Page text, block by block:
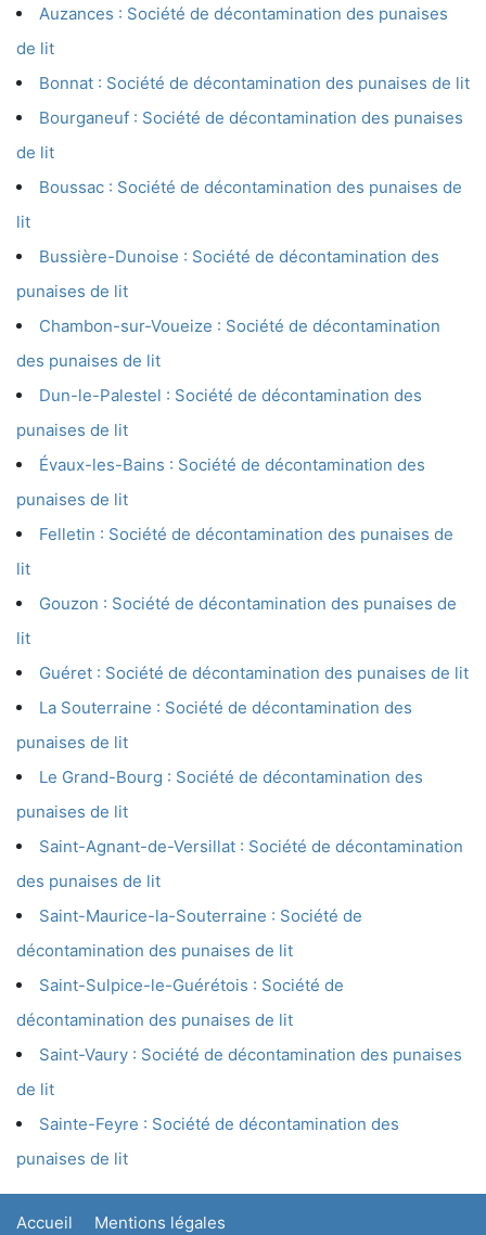
Auzances : Société de décontamination des punaises
de lit
Bonnat : Société de décontamination des punaises de lit
Bourganeuf : Société de décontamination des punaises
de lit
Boussac : Société de décontamination des punaises de
lit
Bussière-Dunoise : Société de décontamination des
punaises de lit
Chambon-sur-Voueize : Société de décontamination
des punaises de lit
Dun-le-Palestel : Société de décontamination des
punaises de lit
Évaux-les-Bains : Société de décontamination des
punaises de lit
Felletin : Société de décontamination des punaises de
lit
Gouzon : Société de décontamination des punaises de
lit
Guéret : Société de décontamination des punaises de lit
La Souterraine : Société de décontamination des
punaises de lit
Le Grand-Bourg : Société de décontamination des
punaises de lit
Saint-Agnant-de-Versillat : Société de décontamination
des punaises de lit
Saint-Maurice-la-Souterraine : Société de
décontamination des punaises de lit
Saint-Sulpice-le-Guérétois : Société de
décontamination des punaises de lit
Saint-Vaury : Société de décontamination des punaises
de lit
Sainte-Feyre : Société de décontamination des
punaises de lit
Accueil Mentions légales